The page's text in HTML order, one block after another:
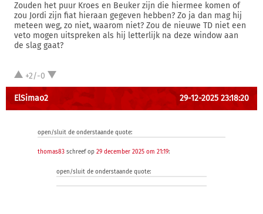
Zouden het puur Kroes en Beuker zijn die hiermee komen of
zou Jordi zijn fiat hieraan gegeven hebben? Zo ja dan mag hij
meteen weg, zo niet, waarom niet? Zou de nieuwe TD niet een
veto mogen uitspreken als hij letterlijk na deze window aan
de slag gaat?
+2/-0
ElSimao2 29-12-2025 23:18:20
open/sluit de onderstaande quote:
thomas83 schreef op 29 december 2025 om 21:19:
open/sluit de onderstaande quote: